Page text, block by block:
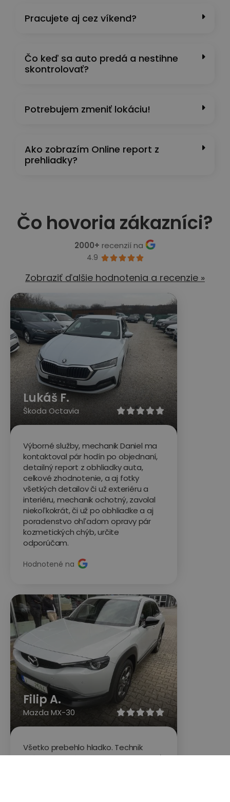
Pracujete aj cez víkend?
Čo keď sa auto predá a nestihne
skontrolovať?
Potrebujem zmeniť lokáciu!
Ako zobrazím Online report z
prehliadky?
Čo hovoria zákazníci?
2000+ recenzií na
4.9 
Zobraziť ďalšie hodnotenia a recenzie »

Lukáš F.
Škoda Octavia
Výborné služby, mechanik Daniel ma
kontaktoval pár hodín po objednaní,
detailný report z obhliadky auta,
celkové zhodnotenie, a aj fotky
všetkých detailov či už exteriéru a
interiéru, mechanik ochotný, zavolal
niekoľkokrát, či už po obhliadke a aj
poradenstvo ohľadom opravy pár
kozmetických chýb, určite
odporúčam.
Hodnotené na

Filip A.
Mazda MX-30
Všetko prebehlo hladko. Technik
veľmi ochotný sa časovo prispôsobiť.